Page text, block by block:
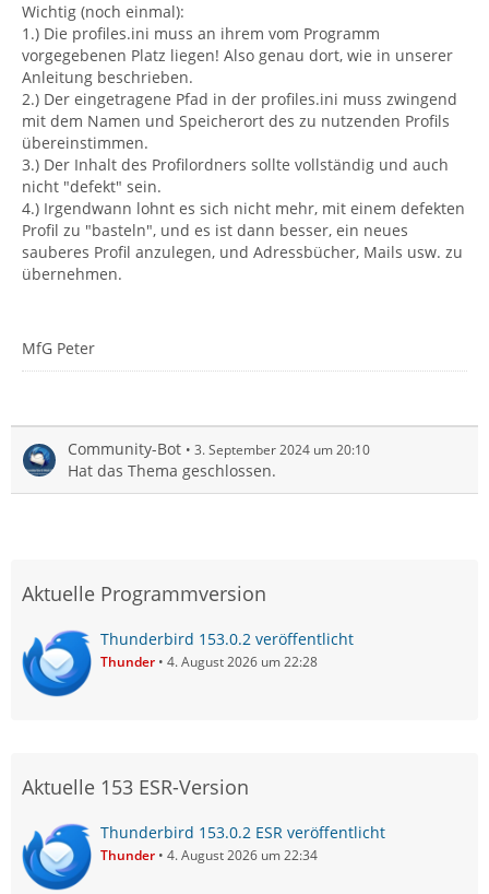
Wichtig (noch einmal):
1.) Die profiles.ini muss an ihrem vom Programm
vorgegebenen Platz liegen! Also genau dort, wie in unserer
Anleitung beschrieben.
2.) Der eingetragene Pfad in der profiles.ini muss zwingend
mit dem Namen und Speicherort des zu nutzenden Profils
übereinstimmen.
3.) Der Inhalt des Profilordners sollte vollständig und auch
nicht "defekt" sein.
4.) Irgendwann lohnt es sich nicht mehr, mit einem defekten
Profil zu "basteln", und es ist dann besser, ein neues
sauberes Profil anzulegen, und Adressbücher, Mails usw. zu
übernehmen.
MfG Peter
Community-Bot 3. September 2024 um 20:10
Hat das Thema geschlossen.
Aktuelle Programmversion
Thunderbird 153.0.2 veröffentlicht
Thunder 4. August 2026 um 22:28
Aktuelle 153 ESR-Version
Thunderbird 153.0.2 ESR veröffentlicht
Thunder 4. August 2026 um 22:34